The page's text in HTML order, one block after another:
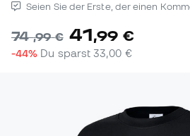
Seien Sie der Erste, der einen
74,99 € 41,99 €
-44% Du sparst33,00 €